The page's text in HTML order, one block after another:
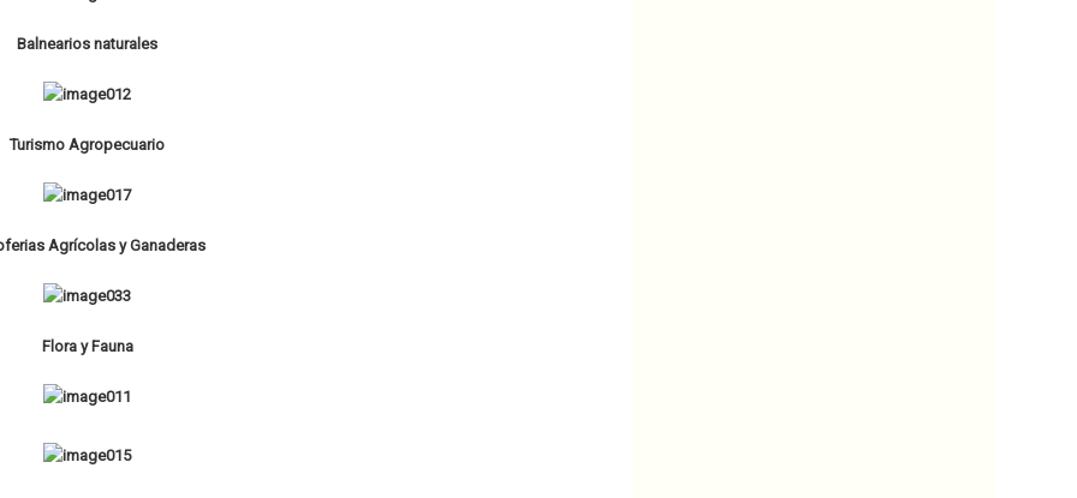
Balnearios naturales
Turismo Agropecuario
Agrícolas y Ganaderas
Flora y Fauna